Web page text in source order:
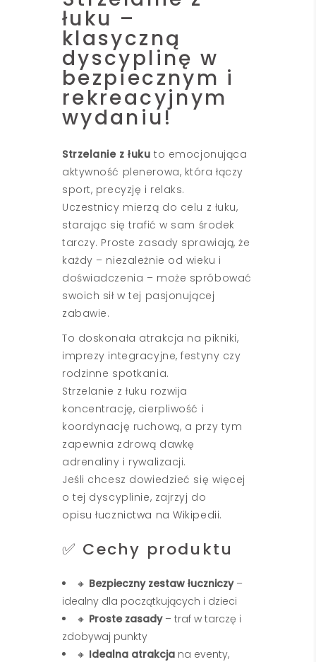
łuku –
klasyczną
dyscyplinę w
bezpiecznym i
rekreacyjnym
wydaniu!
Strzelanie z łuku to emocjonująca
aktywność plenerowa, która łączy
sport, precyzję i relaks.
Uczestnicy mierzą do celu z łuku,
starając się trafić w sam środek
tarczy. Proste zasady sprawiają, że
każdy – niezależnie od wieku i
doświadczenia – może spróbować
swoich sił w tej pasjonującej
zabawie.
To doskonała atrakcja na pikniki,
imprezy integracyjne, festyny czy
rodzinne spotkania.
Strzelanie z łuku rozwija
koncentrację, cierpliwość i
koordynację ruchową, a przy tym
zapewnia zdrową dawkę
adrenaliny i rywalizacji.
Jeśli chcesz dowiedzieć się więcej
o tej dyscyplinie, zajrzyj do
opisu łucznictwa na Wikipedii.
✅ Cechy produktu
🔸 Bezpieczny zestaw łuczniczy–
idealny dla początkujących i dzieci
🔸 Proste zasady– traf w tarczę i
zdobywaj punkty
🔸 Idealna atrakcja na eventy,